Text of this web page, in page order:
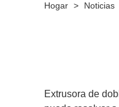
Hogar > Noticias
Extrusora de